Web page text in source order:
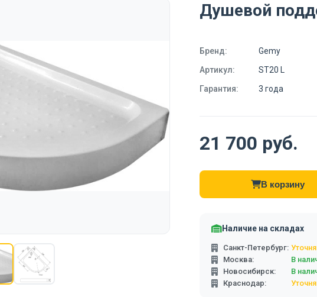
Душевой
Бренд:
Gemy
Артикул:
ST20 L
Гарантия:
3 года
21 700 руб.
В корзину
Наличие на складах
Санкт-Петербург:
Москва:
В
Новосибирск:
В
Краснодар: